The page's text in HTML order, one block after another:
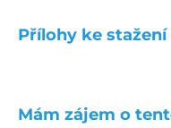
Přílohy ke stažení
Mám zájem o